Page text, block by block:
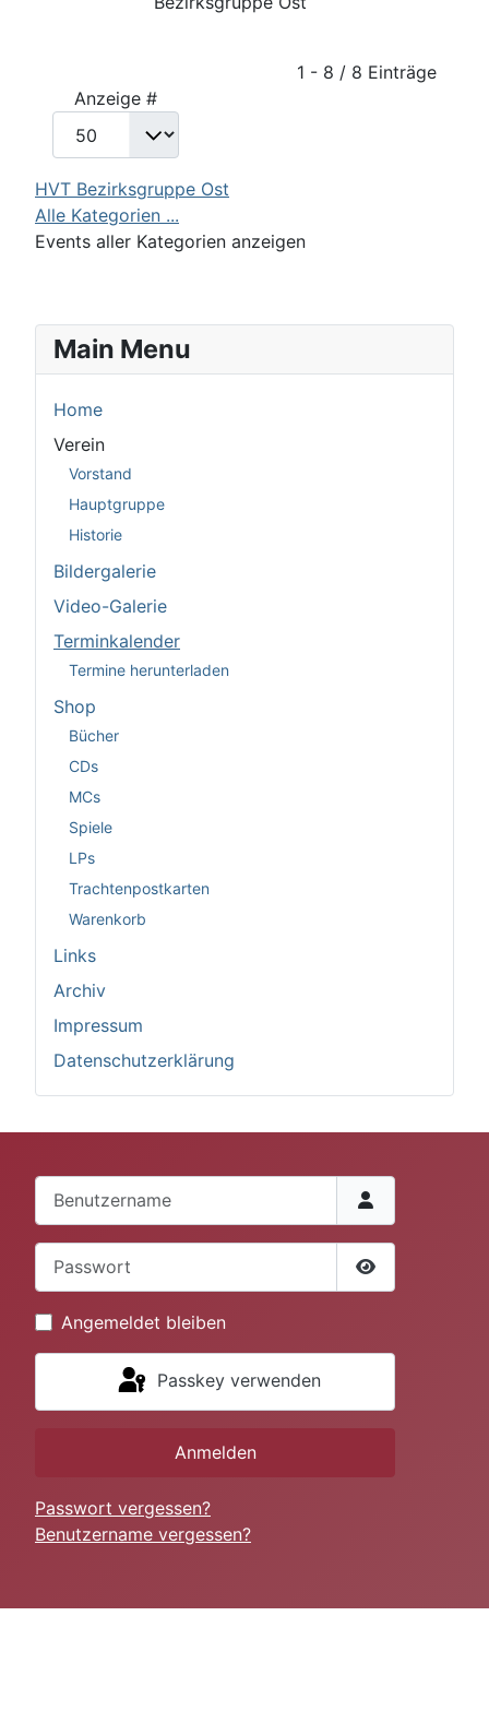
1 - 8 / 8 Einträge
Anzeige #
HVT Bezirksgruppe Ost
Alle Kategorien ...
Events aller Kategorien anzeigen
Main Menu
Home
Verein
Vorstand
Hauptgruppe
Historie
Bildergalerie
Video-Galerie
Terminkalender
Termine herunterladen
Shop
Bücher
CDs
MCs
Spiele
LPs
Trachtenpostkarten
Warenkorb
Links
Archiv
Impressum
Datenschutzerklärung
Benutzername
Passwort
Passwort
Angemeldet bleiben
Passkey verwenden
Anmelden
Passwort vergessen?
Benutzername vergessen?